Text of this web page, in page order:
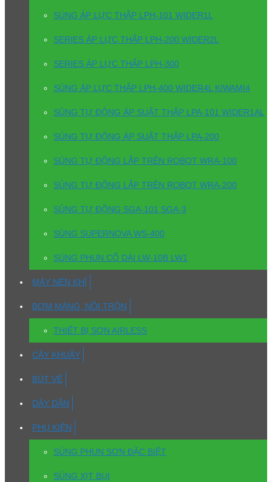
SÚNG ÁP LỰC THẤP LPH-101 WIDER1L
SERIES ÁP LỰC THẤP LPH-200 WIDER2L
SERIES ÁP LỰC THẤP LPH-300
SÚNG ÁP LỰC THẤP LPH-400 WIDER4L KIWAMI4
SÚNG TỰ ĐỘNG ÁP SUẤT THẤP LPA-101 WIDER1AL
SÚNG TỰ ĐỘNG ÁP SUẤT THẤP LPA-200
SÚNG TỰ ĐỘNG LẮP TRÊN ROBOT WRA-100
SÚNG TỰ ĐỘNG LẮP TRÊN ROBOT WRA-200
SÚNG TỰ ĐỘNG SGA-101 SGA-3
SÚNG SUPERNOVA WS-400
SÚNG PHUN CỔ DÀI LW-10B LW1
MÁY NÉN KHÍ
BƠM MÀNG, NỒI TRỘN
THIẾT BỊ SƠN AIRLESS
CÂY KHUẤY
BÚT VẼ
DÂY DẪN
PHỤ KIỆN
SÚNG PHUN SƠN ĐẶC BIỆT
SÚNG XỊT BỤI